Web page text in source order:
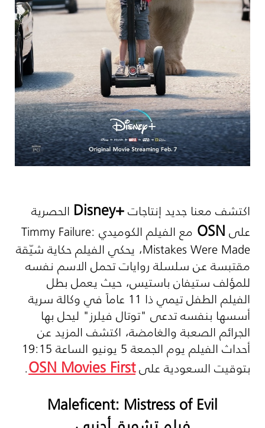
اكتشف معنا جديد إنتاجاتDisney+ الحصرية
علىOSN مع الفيلم الكوميدي Timmy Failure:
Mistakes Were Made، يحكي الفيلم حكاية شيّقة
مقتبسة عن سلسلة روايات تحمل الاسم نفسه
للمؤلف ستيفان باستيس، حيث يعمل بطل
الفيلم الطفل تيمي ذا 11 عاماً في وكالة سرية
أسسها بنفسه تدعى "توتال فيلرز" ليحل بها
الجرائم الصعبة والغامضة، اكتشف المزيد عن
أحداث الفيلم يوم الجمعة 5 يونيو الساعة 19:15
بتوقيت السعودية علىOSN Movies First
.
Maleficent: Mistress of Evil